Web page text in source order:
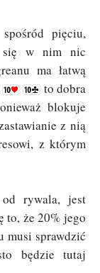
pięciu,
się w nim nic
ma łatwą
to dobra
blokuje
z nią
z którym
rywala, jest
to, że 20% jego
musi sprawdzić
będzie tutaj